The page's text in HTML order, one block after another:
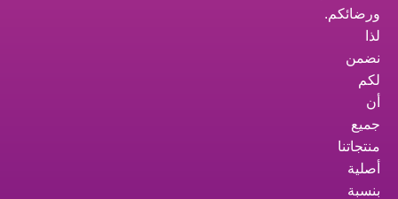
ورضائكم.
لذا
نضمن
لكم
أن
جميع
منتجاتنا
أصلية
بنسبة